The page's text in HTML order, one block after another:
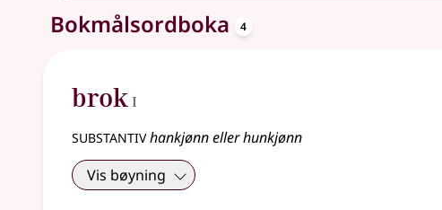
4 treff
Bokmålsordboka 4
brok I
substantivhankjønn eller hunkjønn
Vis bøyning